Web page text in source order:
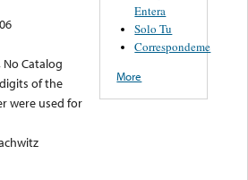
06
No Catalog
of the
were used for
Entera
Solo Tu
Correspondeme
More